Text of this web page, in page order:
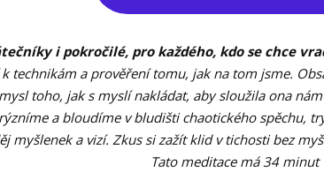
i pokročilé, pro každého, kdo se chce
technikám a prověření tomu, jak na tom jsme.
toho, jak s myslí nakládat, aby sloužila ona
a bloudíme v bludišti chaotického spěchu,
myšlenek a vizí. Zkus si zažít klid v tichosti bez
Tato meditace má 34 minut